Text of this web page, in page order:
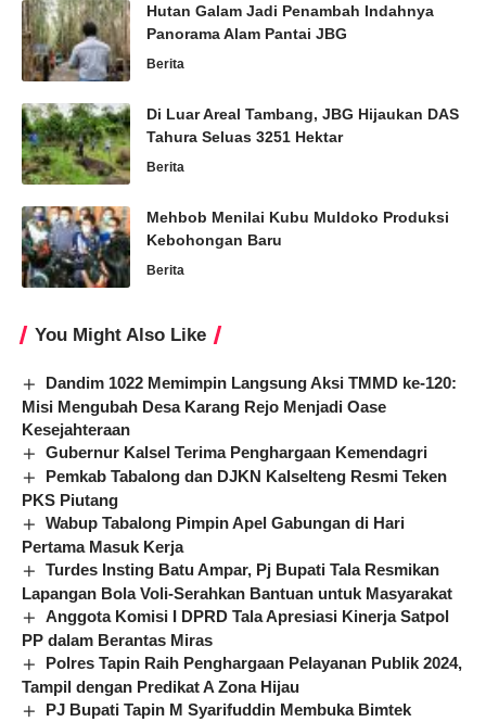
Hutan Galam Jadi Penambah Indahnya
Panorama Alam Pantai JBG
Berita
Di Luar Areal Tambang, JBG Hijaukan DAS
Tahura Seluas 3251 Hektar
Berita
Mehbob Menilai Kubu Muldoko Produksi
Kebohongan Baru
Berita
You Might Also Like
Dandim 1022 Memimpin Langsung Aksi TMMD ke-120:
Misi Mengubah Desa Karang Rejo Menjadi Oase
Kesejahteraan
Gubernur Kalsel Terima Penghargaan Kemendagri
Pemkab Tabalong dan DJKN Kalselteng Resmi Teken
PKS Piutang
Wabup Tabalong Pimpin Apel Gabungan di Hari
Pertama Masuk Kerja
Turdes Insting Batu Ampar, Pj Bupati Tala Resmikan
Lapangan Bola Voli-Serahkan Bantuan untuk Masyarakat
Anggota Komisi I DPRD Tala Apresiasi Kinerja Satpol
PP dalam Berantas Miras
Polres Tapin Raih Penghargaan Pelayanan Publik 2024,
Tampil dengan Predikat A Zona Hijau
PJ Bupati Tapin M Syarifuddin Membuka Bimtek